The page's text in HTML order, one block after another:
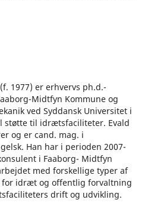
1977) er erhvervs ph.d.-
Midtfyn Kommune og
ved Syddansk Universitet i
støtte til idrætsfaciliteter. Evald
og er cand. mag. i
Han har i perioden 2007-
i Faaborg- Midtfyn
med forskellige typer af
idræt og offentlig forvaltning
drift og udvikling.